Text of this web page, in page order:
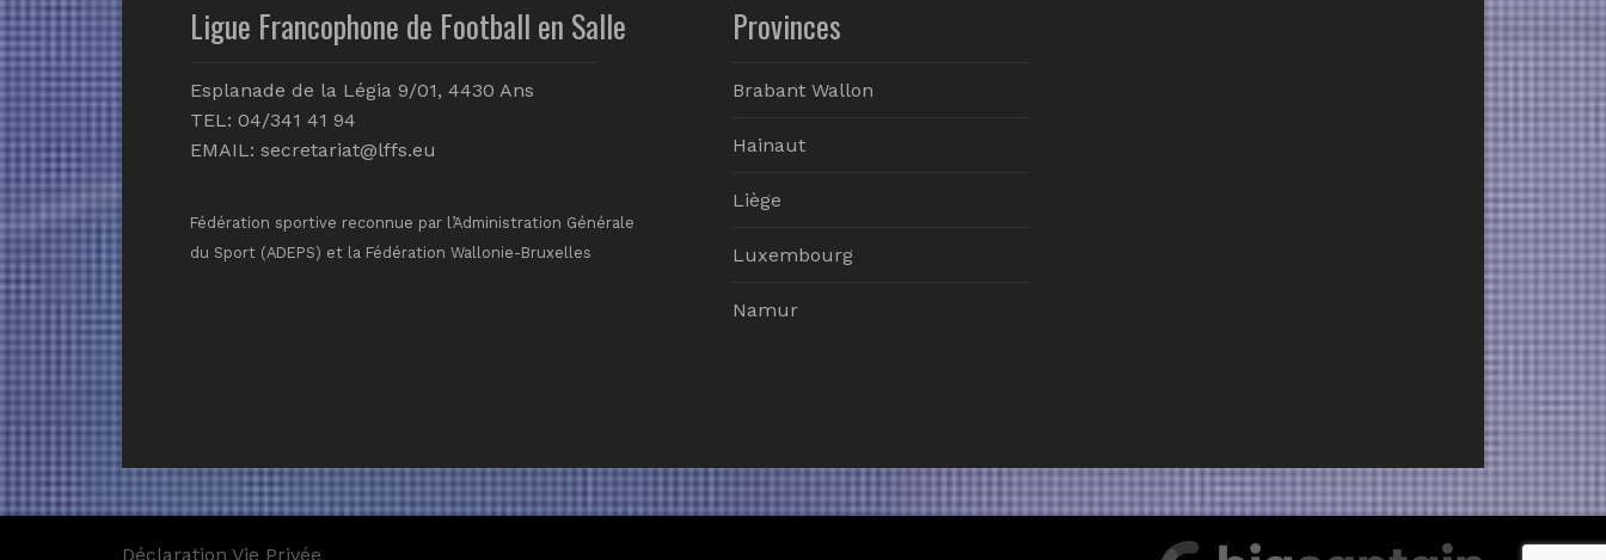
Ligue Francophone de Football en Salle
Esplanade de la Légia 9/01, 4430 Ans
TEL: 04/341 41 94
EMAIL: secretariat@lffs.eu
Fédération sportive reconnue par l’Administration Générale
du Sport (ADEPS) et la Fédération Wallonie-Bruxelles
Provinces
Brabant Wallon
Hainaut
Liège
Luxembourg
Namur
Déclaration Vie Privée